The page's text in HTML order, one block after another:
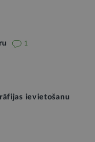
1
ievietošanu